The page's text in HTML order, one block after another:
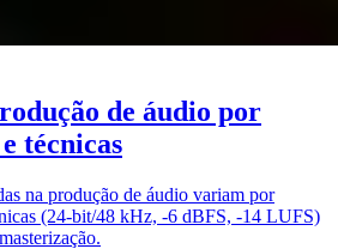
de áudio por
técnicas
na produção de áudio variam por
(24-bit/48 kHz, -6 dBFS, -14 LUFS)